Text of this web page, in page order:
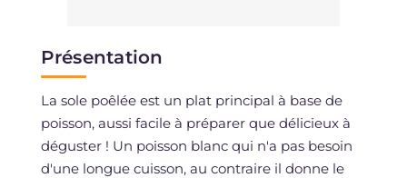
Présentation
La sole poêlée est un plat principal à base de
poisson, aussi facile à préparer que délicieux à
déguster ! Un poisson blanc qui n'a pas besoin
d'une longue cuisson, au contraire il donne le